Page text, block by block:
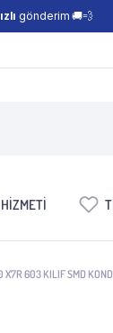
gönderim 🚚💨
X7R 603 KILIF SMD